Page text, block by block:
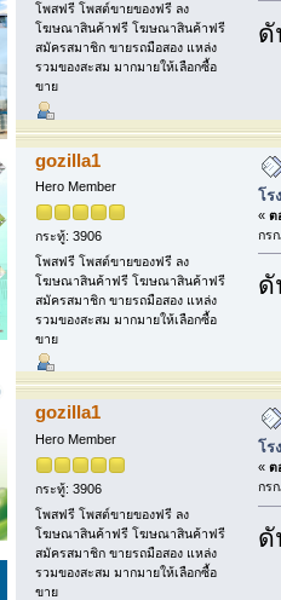
โพสฟรี โพสต์ขายของฟรี ลง
โฆษณาสินค้าฟรี โฆษณาสินค้าฟรี
สมัครสมาชิก ขายรถมือสอง แหล่ง
รวมของสะสม มากมายให้เลือกซื้อ
ขาย
ดั
gozilla1
Hero Member
กระทู้: 3906
โพสฟรี โพสต์ขายของฟรี ลง
โฆษณาสินค้าฟรี โฆษณาสินค้าฟรี
สมัครสมาชิก ขายรถมือสอง แหล่ง
รวมของสะสม มากมายให้เลือกซื้อ
ขาย
โร
« ต
กร
ดั
gozilla1
Hero Member
กระทู้: 3906
โพสฟรี โพสต์ขายของฟรี ลง
โฆษณาสินค้าฟรี โฆษณาสินค้าฟรี
สมัครสมาชิก ขายรถมือสอง แหล่ง
รวมของสะสม มากมายให้เลือกซื้อ
ขาย
โร
« ต
กร
ดั